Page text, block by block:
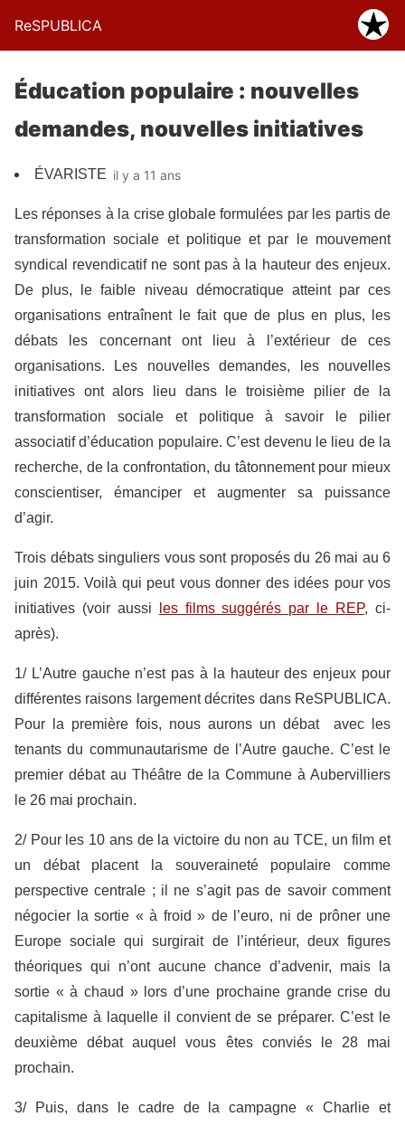
ReSPUBLICA
Éducation populaire : nouvelles
demandes, nouvelles initiatives
ÉVARISTE il y a 11 ans
Les réponses à la crise globale formulées par les partis de
transformation sociale et politique et par le mouvement
syndical revendicatif ne sont pas à la hauteur des enjeux.
De plus, le faible niveau démocratique atteint par ces
organisations entraînent le fait que de plus en plus, les
débats les concernant ont lieu à l’extérieur de ces
organisations. Les nouvelles demandes, les nouvelles
initiatives ont alors lieu dans le troisième pilier de la
transformation sociale et politique à savoir le pilier
associatif d’éducation populaire. C’est devenu le lieu de la
recherche, de la confrontation, du tâtonnement pour mieux
conscientiser, émanciper et augmenter sa puissance
d’agir.
​T​rois débats singuliers vous sont proposés du 26 mai au 6
juin 2015. Voilà qui peut vous donner des idées pour vos
initiatives (voir aussi
les films suggérés par le REP, ci-
après).
1/ L’Autre gauche n’est pas à la hauteur des enjeux pour
différentes raisons largement décrites dans ​ReSPUBLICA.
Pour la première fois, nous aurons un débat avec les
tenants du communautarisme de l’Autre gauche. C’est le
premier débat au Théâtre de la Commune à Aubervilliers
le 26 mai prochain.
2/ Pour les 10 ans de la victoire du non au TCE, un film et
un débat placent la souveraineté populaire comme
perspective centrale ; il ne s’agit pas de savoir comment
négocier la sortie « à froid » de l’euro, ni de prôner une
Europe sociale qui surgirait de l’intérieur, deux figures
théoriques qui n’ont aucune chance d’advenir, mais la
sortie « à chaud » lors d’une prochaine grande crise du
capitalisme à laquelle il convient de se préparer. C’est le
deuxième débat auquel vous êtes conviés le 28 mai
prochain.
3/ Puis, dans le cadre de la campagne « Charlie et